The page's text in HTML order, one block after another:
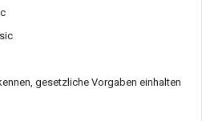
gesetzliche Vorgaben einhalten